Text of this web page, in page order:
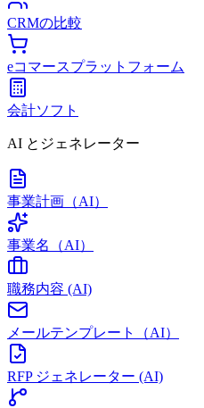
CRMの比較
eコマースプラットフォーム
会計ソフト
AI とジェネレーター
事業計画（AI）
事業名（AI）
職務内容 (AI)
メールテンプレート（AI）
RFP ジェネレーター (AI)